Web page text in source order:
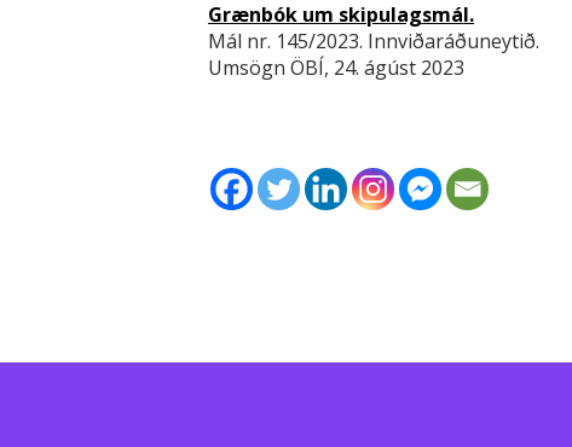
Grænbók um skipulagsmál.
Mál nr. 145/2023. Innviðaráðuneytið.
Umsögn ÖBÍ, 24. ágúst 2023